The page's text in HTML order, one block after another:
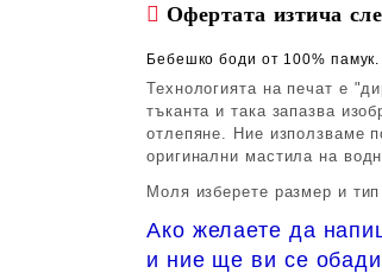
Офертата изтича
Бебешко боди от 100% памук.
Технологията на печат е
тъканта и така запазва
отлепяне. Ние използваме
оригинални мастила на
Моля изберете размер и
Ако желаете да
и ние ще ви се